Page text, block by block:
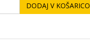
DODAJ V KOŠARICO